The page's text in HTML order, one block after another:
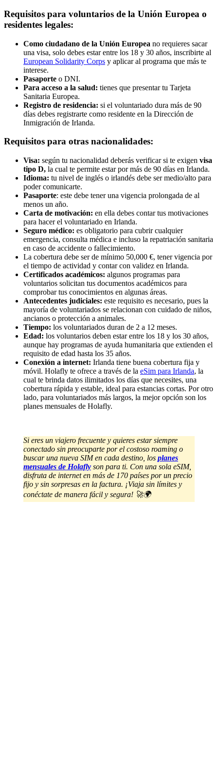
Requisitos para voluntarios de la Unión Europea o
residentes legales:
Como ciudadano de la Unión Europea no requieres sacar
una visa, solo debes estar entre los 18 y 30 años, inscribirte al
European Solidarity Corps y aplicar al programa que más te
interese.
Pasaporte o DNI.
Para acceso a la salud: tienes que presentar tu Tarjeta
Sanitaria Europea.
Registro de residencia: si el voluntariado dura más de 90
días debes registrarte como residente en la Dirección de
Inmigración de Irlanda.
Requisitos para otras nacionalidades:
Visa: según tu nacionalidad deberás verificar si te exigen visa
tipo D, la cual te permite estar por más de 90 días en Irlanda.
Idioma: tu nivel de inglés o irlandés debe ser medio/alto para
poder comunicarte.
Pasaporte: este debe tener una vigencia prolongada de al
menos un año.
Carta de motivación: en ella debes contar tus motivaciones
para hacer el voluntariado en Irlanda.
Seguro médico: es obligatorio para cubrir cualquier
emergencia, consulta médica e incluso la repatriación sanitaria
en caso de accidente o fallecimiento.
La cobertura debe ser de mínimo 50,000 €, tener vigencia por
el tiempo de actividad y contar con validez en Irlanda.
Certificados académicos: algunos programas para
voluntarios solicitan tus documentos académicos para
comprobar tus conocimientos en algunas áreas.
Antecedentes judiciales: este requisito es necesario, pues la
mayoría de voluntariados se relacionan con cuidado de niños,
ancianos o protección a animales.
Tiempo: los voluntariados duran de 2 a 12 meses.
Edad: los voluntarios deben estar entre los 18 y los 30 años,
aunque hay programas de ayuda humanitaria que extienden el
requisito de edad hasta los 35 años.
Conexión a internet: Irlanda tiene buena cobertura fija y
móvil. Holafly te ofrece a través de la eSim para Irlanda, la
cual te brinda datos ilimitados los días que necesites, una
cobertura rápida y estable, ideal para estancias cortas. Por otro
lado, para voluntariados más largos, la mejor opción son los
planes mensuales de Holafly.
Si eres un viajero frecuente y quieres estar siempre
conectado sin preocuparte por el costoso roaming o
buscar una nueva SIM en cada destino, los planes
mensuales de Holafly son para ti. Con una sola eSIM,
disfruta de internet en más de 170 países por un precio
fijo y sin sorpresas en la factura. ¡Viaja sin límites y
conéctate de manera fácil y segura! 🚀🌍